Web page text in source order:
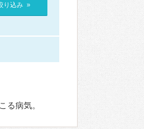
り込み »
る病気。